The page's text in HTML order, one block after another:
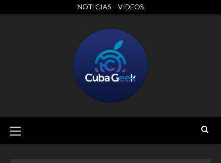
NOTICIAS VIDEOS